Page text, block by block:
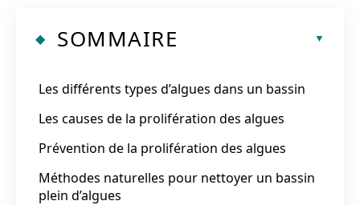
SOMMAIRE
Les différents types d’algues dans un bassin
Les causes de la prolifération des algues
Prévention de la prolifération des algues
Méthodes naturelles pour nettoyer un bassin
plein d’algues